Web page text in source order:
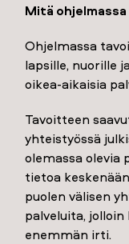
Mitä
Ohjelmassa
lapsille, nuorille
oikea-aikaisia
Tavoitteen
yhteistyössä
olemassa olevia
tietoa
puolen välisen
palveluita,
enemmän irti.